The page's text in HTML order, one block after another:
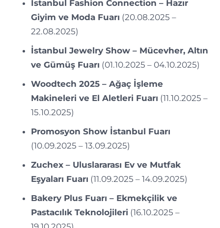
İstanbul Fashion Connection – Hazır
Giyim ve Moda Fuarı (20.08.2025 –
22.08.2025)
İstanbul Jewelry Show – Mücevher, Altın
ve Gümüş Fuarı (01.10.2025 – 04.10.2025)
Woodtech 2025 – Ağaç İşleme
Makineleri ve El Aletleri Fuarı (11.10.2025 –
15.10.2025)
Promosyon Show İstanbul Fuarı
(10.09.2025 – 13.09.2025)
Zuchex – Uluslararası Ev ve Mutfak
Eşyaları Fuarı (11.09.2025 – 14.09.2025)
Bakery Plus Fuarı – Ekmekçilik ve
Pastacılık Teknolojileri (16.10.2025 –